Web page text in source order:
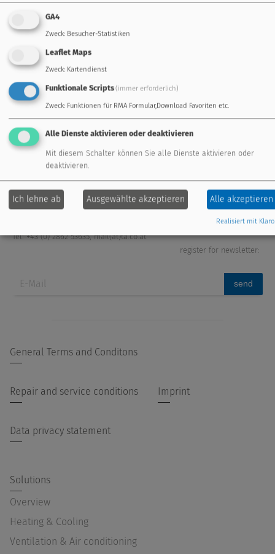
energy management
extension modules fresh water system
sensors accessories
Technische Alternative RT GmbH
Tel: +43 (0) 2862 53635,mail(at)ta.co.at
register for newsletter:
send
General Terms and Conditons
Repair and service conditions Imprint
Data privacy statement
Solutions
Overview
Heating & Cooling
Ventilation & Air conditioning
GA4
Zweck: Besucher-Statistiken
Leaflet Maps
Zweck: Kartendienst
Funktionale Scripts(immer erforderlich)
Zweck: Funktionen für RMA Formular,Download Favoriten etc.
Alle Dienste aktivieren oder deaktivieren
Mit diesem Schalter können Sie alle Dienste aktivieren oder
deaktivieren.
Ich lehne ab Ausgewählte akzeptieren Alle akzeptieren
Realisiert mit